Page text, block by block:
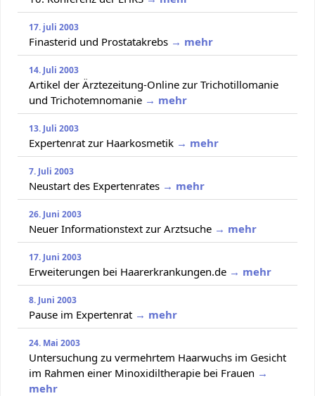
17. juli 2003
Finasterid und Prostatakrebs → mehr
14. Juli 2003
Artikel der Ärztezeitung-Online zur Trichotillomanie
und Trichotemnomanie → mehr
13. Juli 2003
Expertenrat zur Haarkosmetik → mehr
7. Juli 2003
Neustart des Expertenrates → mehr
26. Juni 2003
Neuer Informationstext zur Arztsuche → mehr
17. Juni 2003
Erweiterungen bei Haarerkrankungen.de → mehr
8. Juni 2003
Pause im Expertenrat → mehr
24. Mai 2003
Untersuchung zu vermehrtem Haarwuchs im Gesicht
im Rahmen einer Minoxidiltherapie bei Frauen →
mehr